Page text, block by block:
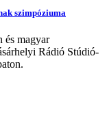
szimpóziuma
és magyar
Rádió Stúdió-